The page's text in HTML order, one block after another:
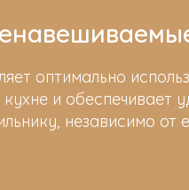
оптимально
и обеспечивает
независимо от